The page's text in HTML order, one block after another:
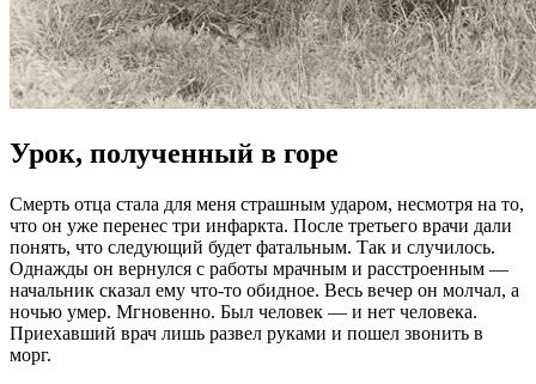
Урок, полученный в горе
Смерть отца стала для меня страшным ударом, несмотря на то,
что он уже перенес три инфаркта. После третьего врачи дали
понять, что следующий будет фатальным. Так и случилось.
Однажды он вернулся с работы мрачным и расстроенным —
начальник сказал ему что-то обидное. Весь вечер он молчал, а
ночью умер. Мгновенно. Был человек — и нет человека.
Приехавший врач лишь развел руками и пошел звонить в
морг.